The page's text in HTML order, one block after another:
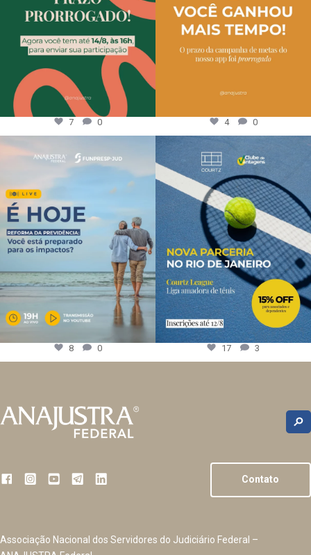
7 0 4 0
8 0 17 3
Contato
Associação Nacional dos Servidores do Judiciário Federal –